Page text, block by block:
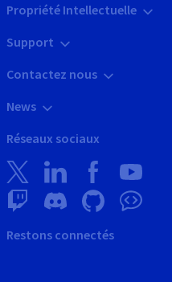
Propriété Intellectuelle
Support
Contactez nous
News
Réseaux sociaux
Restons connectés